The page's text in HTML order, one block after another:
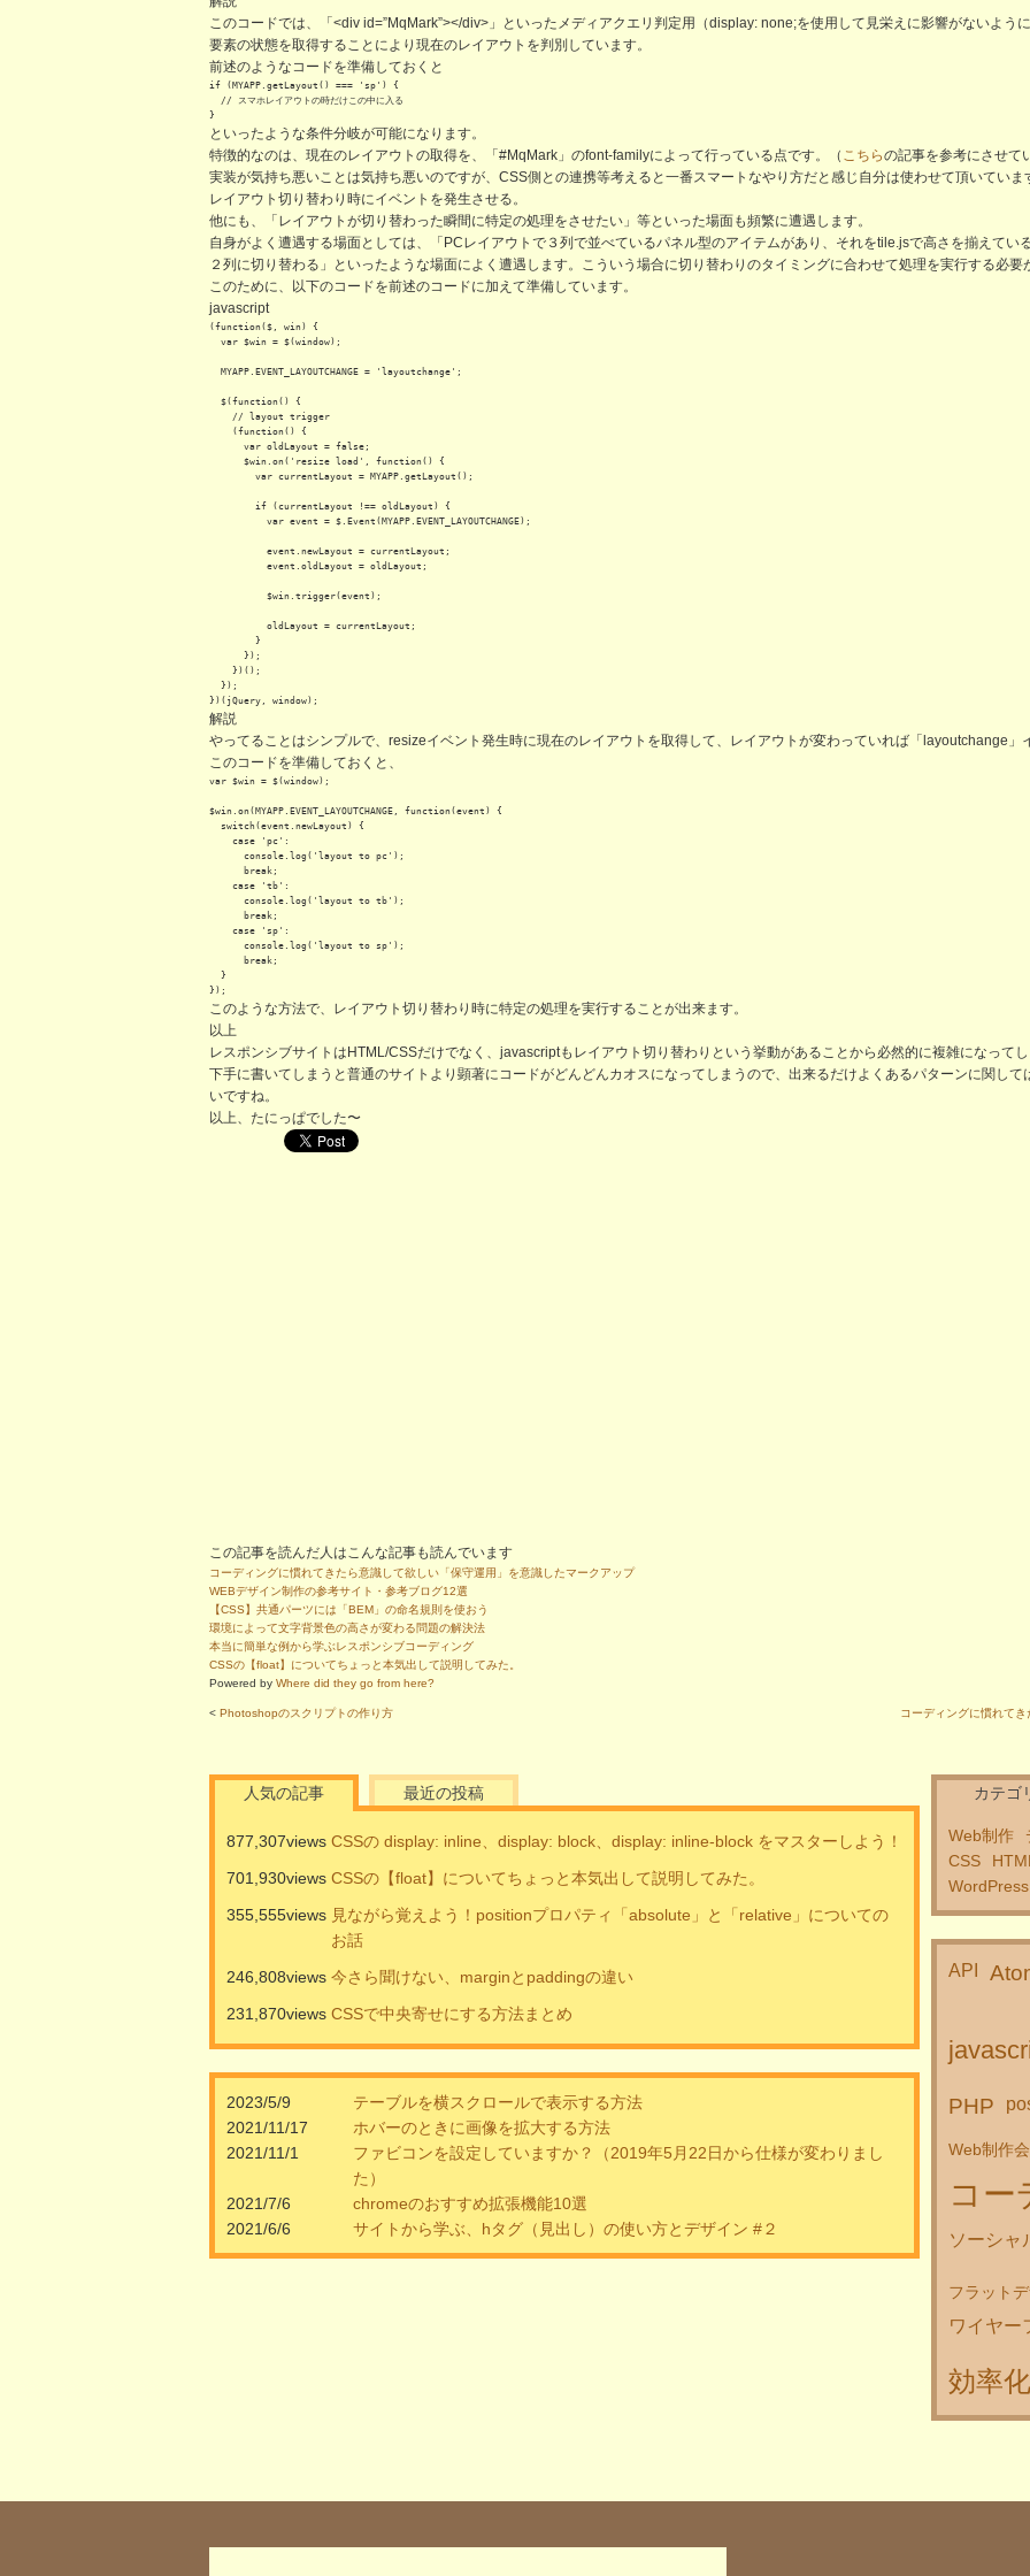
このコードでは、「<div id=”MqMark”></div>」といったメディアクエリ判定用（display: none;を使用して見栄えに影響がないよう
要素の状態を取得することにより現在のレイアウトを判別しています。
前述のようなコードを準備しておくと
if (MYAPP.getLayout() === 'sp') {
  // スマホレイアウトの時だけこの中に入る
}
といったような条件分岐が可能になります。
特徴的なのは、現在のレイアウトの取得を、「#MqMark」のfont-familyによって行っている点です。（ こちらの記事を参考にさせて
実装が気持ち悪いことは気持ち悪いのですが、CSS側との連携等考えると一番スマートなやり方だと感じ自分は使わせて頂いていま
レイアウト切り替わり時にイベントを発生させる。
他にも、「レイアウトが切り替わった瞬間に特定の処理をさせたい」等といった場面も頻繁に遭遇します。
自身がよく遭遇する場面としては、「PCレイアウトで３列で並べているパネル型のアイテムがあり、それをtile.jsで高さを揃えてい
２列に切り替わる」といったような場面によく遭遇します。こういう場合に切り替わりのタイミングに合わせて処理を実行する必要
このために、以下のコードを前述のコードに加えて準備しています。
javascript
(function($, win) {
  var $win = $(window);
  MYAPP.EVENT_LAYOUTCHANGE = 'layoutchange';
  $(function() {
    // layout trigger
    (function() {
      var oldLayout = false;
      $win.on('resize load', function() {
        var currentLayout = MYAPP.getLayout();
        if (currentLayout !== oldLayout) {
          var event = $.Event(MYAPP.EVENT_LAYOUTCHANGE);
          event.newLayout = currentLayout;
          event.oldLayout = oldLayout;
          $win.trigger(event);
          oldLayout = currentLayout;
        }
      });
    })();
  });
})(jQuery, window);
解説
やってることはシンプルで、resizeイベント発生時に現在のレイアウトを取得して、レイアウトが変わっていれば「layoutchange」
このコードを準備しておくと、
var $win = $(window);
$win.on(MYAPP.EVENT_LAYOUTCHANGE, function(event) {
  switch(event.newLayout) {
    case 'pc':
      console.log('layout to pc');
      break;
    case 'tb':
      console.log('layout to tb');
      break;
    case 'sp':
      console.log('layout to sp');
      break;
  }
});
このような方法で、レイアウト切り替わり時に特定の処理を実行することが出来ます。
以上
レスポンシブサイトはHTML/CSSだけでなく、javascriptもレイアウト切り替わりという挙動があることから必然的に複雑になってし
下手に書いてしまうと普通のサイトより顕著にコードがどんどんカオスになってしまうので、出来るだけよくあるパターンに関し
いですね。
以上、たにっぱでした〜
この記事を読んだ人はこんな記事も読んでいます
コーディングに慣れてきたら意識して欲しい「保守運用」を意識したマークアップ
WEBデザイン制作の参考サイト・参考ブログ12選
【CSS】共通パーツには「BEM」の命名規則を使おう
環境によって文字背景色の高さが変わる問題の解決法
本当に簡単な例から学ぶレスポンシブコーディング
CSSの【float】についてちょっと本気出して説明してみた。
Powered by Where did they go from here?
< Photoshopのスクリプトの作り方 コーディングに慣れて
人気の記事 最近の投稿
877,307views CSSの display: inline、display: block、display: inline-block をマスターしよう！
701,930views CSSの【float】についてちょっと本気出して説明してみた。
355,555views 見ながら覚えよう！positionプロパティ「absolute」と「relative」についての
お話
246,808views 今さら聞けない、marginとpaddingの違い
231,870views CSSで中央寄せにする方法まとめ
2023/5/9
テーブルを横スクロールで表示する方法
2021/11/17
ホバーのときに画像を拡大する方法
2021/11/1
ファビコンを設定していますか？（2019年5月22日から仕様が変わりまし
た）
2021/7/6
chromeのおすすめ拡張機能10選
2021/6/6
サイトから学ぶ、hタグ（見出し）の使い方とデザイン #２
カテゴ
Web制作
CSS
HTML
WordPress
API
PHP
Web制作
コー
ソーシャ
フラット
ワイヤー
効率化